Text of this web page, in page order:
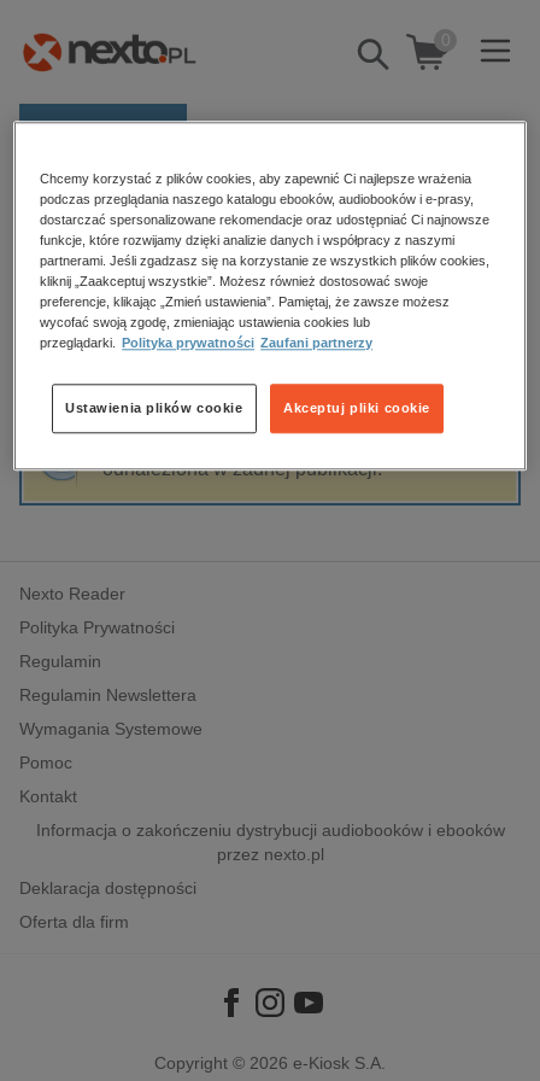
Pokaż/schowaj
wyszukiwarkę
0
E-prasa
Kategorie
Zobacz wszystkie E-prasa
budownictwo, aranżacja wnętrz
biznesowe, branżowe, gospodarka
edukacja
hobby, sport, rozrywka
komputery, internet, technologie, informatyka
polityka, społeczno-informacyjne
psychologiczne
inne
popularno-naukowe
historia
Strona główna Paweł Stachura
Paweł Stachura
Sortowanie Filtrowanie
odnaleziona w żadnej publikacji.
Nexto Reader
Polityka Prywatności
Regulamin
Regulamin Newslettera
Wymagania Systemowe
Pomoc
Kontakt
Informacja o zakończeniu dystrybucji audiobooków i ebooków
przez nexto.pl
Deklaracja dostępności
Oferta dla firm
Copyright © 2026 e-Kiosk S.A.
Chcemy korzystać z plików cookies, aby zapewnić Ci najlepsze wrażenia
podczas przeglądania naszego katalogu ebooków, audiobooków i e-prasy,
dostarczać spersonalizowane rekomendacje oraz udostępniać Ci najnowsze
funkcje, które rozwijamy dzięki analizie danych i współpracy z naszymi
partnerami. Jeśli zgadzasz się na korzystanie ze wszystkich plików cookies,
kliknij „Zaakceptuj wszystkie”. Możesz również dostosować swoje
preferencje, klikając „Zmień ustawienia”. Pamiętaj, że zawsze możesz
wycofać swoją zgodę, zmieniając ustawienia cookies lub
przeglądarki.
Polityka prywatności Zaufani partnerzy
Akceptuj pliki cookie
Ustawienia plików cookie